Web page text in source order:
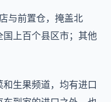
与前置仓，掩盖北
上百个县区市；其他
生果频道，均有进口